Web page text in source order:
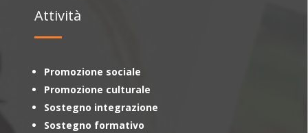
Attività
Promozione sociale
Promozione culturale
Sostegno integrazione
Sostegno formativo